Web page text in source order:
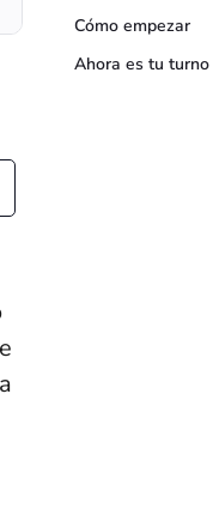
Cómo empezar
Ahora es tu turno